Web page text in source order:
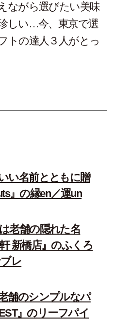
ながら選びたい美味
しい…今、東京で選
トの達人３人がとっ
い名前とともに贈
』の縁en／運un
老舗の隠れた名
新橋店』のふくろ
レ
舗のシンプルなパ
』のリーフパイ